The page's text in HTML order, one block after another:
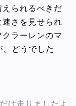
えられるべきだ
速さを見せられ
クラーレンのマ
どうでした